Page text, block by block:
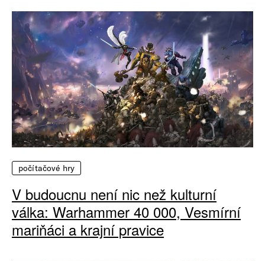
počítačové hry
V budoucnu není nic než kulturní
válka: Warhammer 40 000, Vesmírní
mariňáci a krajní pravice